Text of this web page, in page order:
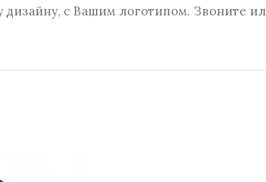
дизайну, с Вашим логотипом. Звоните